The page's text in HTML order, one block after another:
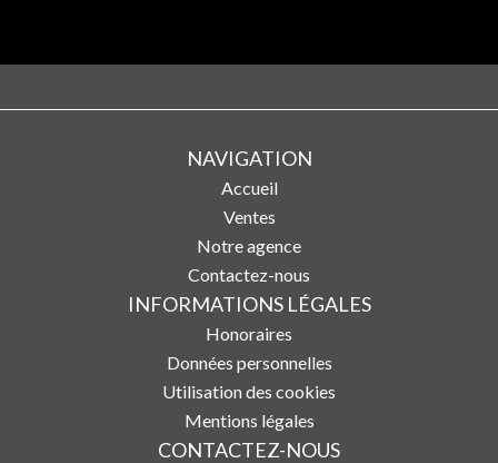
NAVIGATION
Accueil
Ventes
Notre agence
Contactez-nous
INFORMATIONS LÉGALES
Honoraires
Données personnelles
Utilisation des cookies
Mentions légales
CONTACTEZ-NOUS